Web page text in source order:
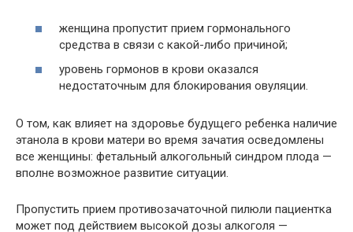
женщина пропустит прием гормонального
средства в связи с какой-либо причиной;
уровень гормонов в крови оказался
недостаточным для блокирования овуляции.
О том, как влияет на здоровье будущего ребенка наличие
этанола в крови матери во время зачатия осведомлены
все женщины: фетальный алкогольный синдром плода —
вполне возможное развитие ситуации.
Пропустить прием противозачаточной пилюли пациентка
может под действием высокой дозы алкоголя —